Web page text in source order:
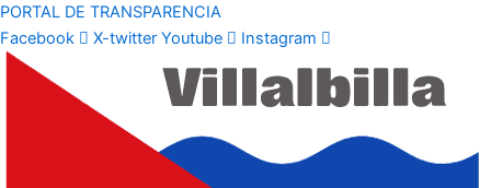
PORTAL DE TRANSPARENCIA
Facebook
X-twitter Youtube Instagram